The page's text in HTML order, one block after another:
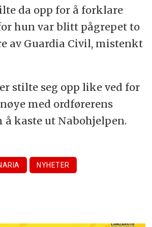
da opp for å forklare
hun var blitt pågrepet to
av Guardia Civil, mistenkt
stilte seg opp like ved for
med ordførerens
å kaste ut Nabohjelpen.
NYHETER